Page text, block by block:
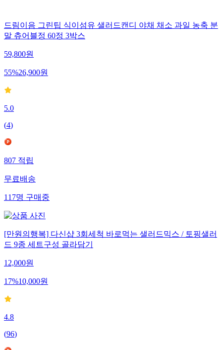
드림이음 그린팁 식이섬유 샐러드캔디 야채 채소 과일 농축 분
말 츄어블정 60정 3박스
59,800원
55%26,900원
5.0
(4)
807적립
무료배송
117명구매중
[만원의행복] 다신샵 3회세척 바로먹는 샐러드믹스 / 토핑샐러
드 9종 세트구성 골라담기
12,000원
17%10,000원
4.8
(96)